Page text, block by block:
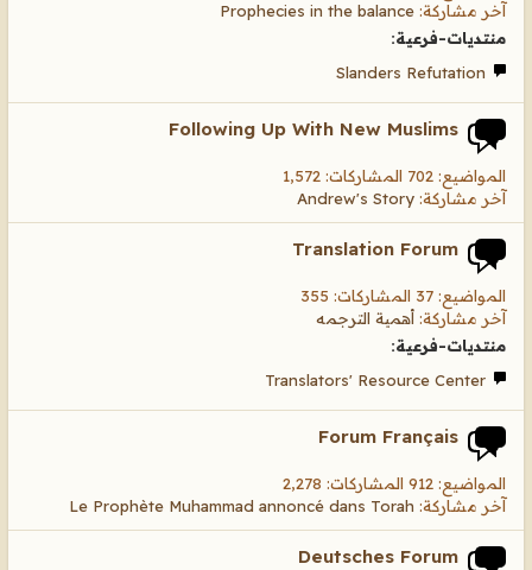
آخر مشاركة: Prophecies in the balance
منتديات-فرعية:
Slanders Refutation
Following Up With New Muslims
المواضيع: 702 المشاركات: 1,572
آخر مشاركة: Andrew's Story
Translation Forum
المواضيع: 37 المشاركات: 355
آخر مشاركة: أهمية الترجمه
منتديات-فرعية:
Translators' Resource Center
Forum Français
المواضيع: 912 المشاركات: 2,278
آخر مشاركة: Le Prophète Muhammad annoncé dans Torah
Deutsches Forum